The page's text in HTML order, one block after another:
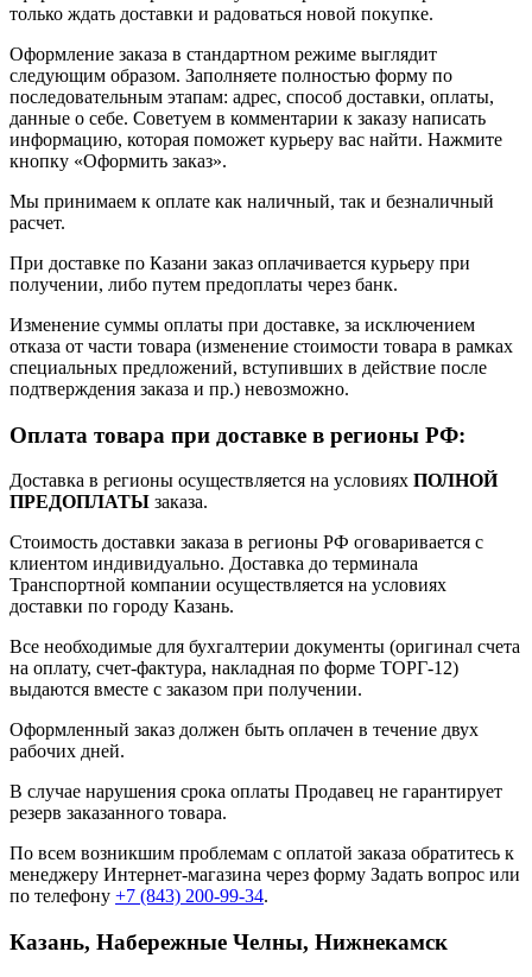
только ждать доставки и радоваться новой покупке.
Оформление заказа в стандартном режиме выглядит
следующим образом. Заполняете полностью форму по
последовательным этапам: адрес, способ доставки, оплаты,
данные о себе. Советуем в комментарии к заказу написать
информацию, которая поможет курьеру вас найти. Нажмите
кнопку «Оформить заказ».
Мы принимаем к оплате как наличный, так и безналичный
расчет.
При доставке по Казани заказ оплачивается курьеру при
получении, либо путем предоплаты через банк.
Изменение суммы оплаты при доставке, за исключением
отказа от части товара (изменение стоимости товара в рамках
специальных предложений, вступивших в действие после
подтверждения заказа и пр.) невозможно.
Оплата товара при доставке в регионы РФ:
Доставка в регионы осуществляется на условиях ПОЛНОЙ
ПРЕДОПЛАТЫ заказа.
Стоимость доставки заказа в регионы РФ оговаривается с
клиентом индивидуально. Доставка до терминала
Транспортной компании осуществляется на условиях
доставки по городу Казань.
Все необходимые для бухгалтерии документы (оригинал счета
на оплату, счет-фактура, накладная по форме ТОРГ-12)
выдаются вместе с заказом при получении.
Оформленный заказ должен быть оплачен в течение двух
рабочих дней.
В случае нарушения срока оплаты Продавец не гарантирует
резерв заказанного товара.
По всем возникшим проблемам с оплатой заказа обратитесь к
менеджеру Интернет-магазина через форму Задать вопрос или
по телефону +7 (843) 200-99-34.
Казань, Набережные Челны, Нижнекамск